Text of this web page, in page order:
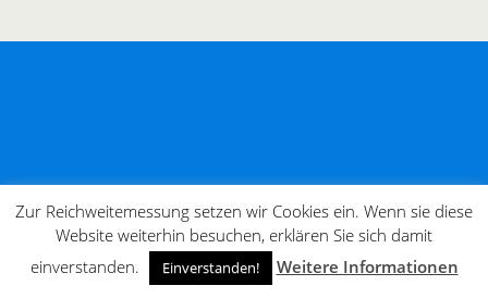
Zur Reichweitemessung setzen wir Cookies ein. Wenn sie diese
Website weiterhin besuchen, erklären Sie sich damit
einverstanden.
Einverstanden! Weitere Informationen